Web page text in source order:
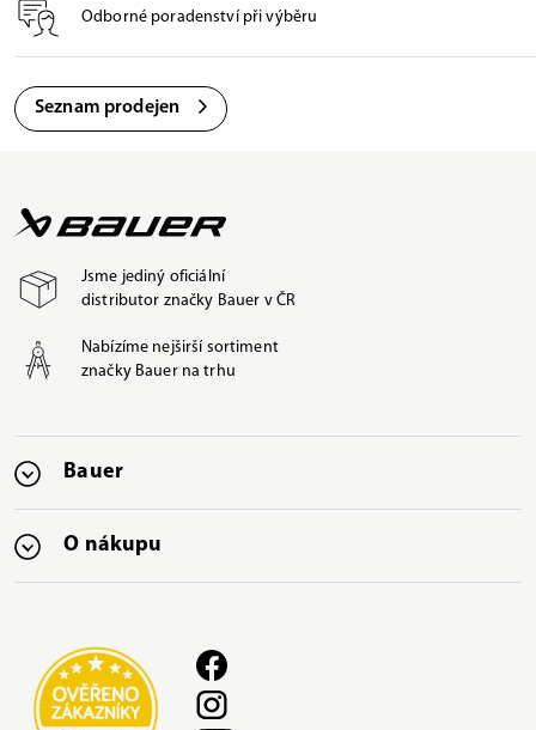
Odborné poradenství při výběru
Seznam prodejen
Jsme jediný oficiální
distributor značky Bauer v ČR
Nabízíme nejširší sortiment
značky Bauer na trhu
Bauer
O nákupu